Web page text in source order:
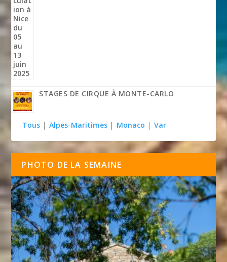
STAGES DE CIRQUE À MONTE-CARLO
Tous | Alpes-Maritimes | Monaco | Var
PHOTO DE LA SEMAINE